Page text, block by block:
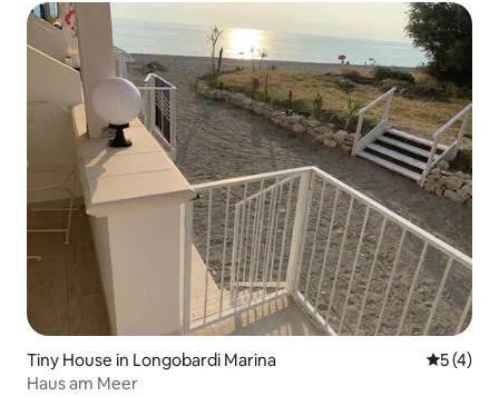
Tiny House in Longobardi Marina
5 (4)
Haus am Meer